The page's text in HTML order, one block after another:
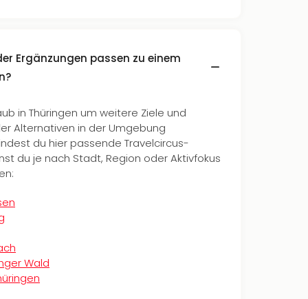
Ergänzungen passen zu einem
in Thüringen um weitere Ziele und
Alternativen in der Umgebung
du hier passende Travelcircus-
du je nach Stadt, Region oder Aktivfokus
Wald